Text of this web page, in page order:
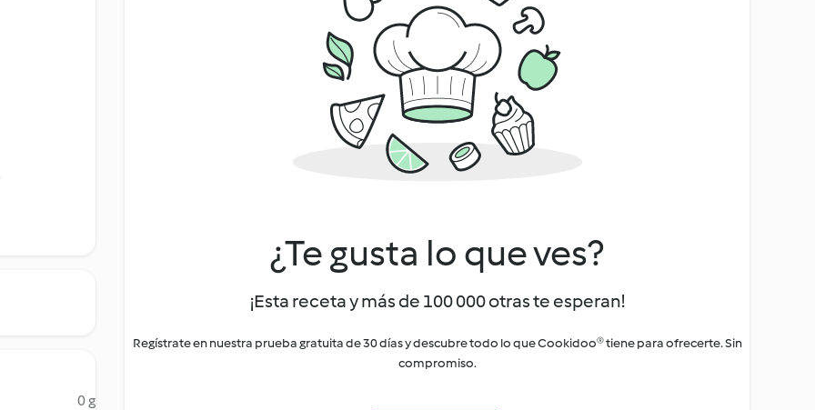
0 g
¿Te gusta lo que ves?
¡Esta receta y más de 100 000 otras te esperan!
Regístrate en nuestra prueba gratuita de 30 días y descubre todo lo que Cookidoo® tiene para ofrecerte. Sin
compromiso.